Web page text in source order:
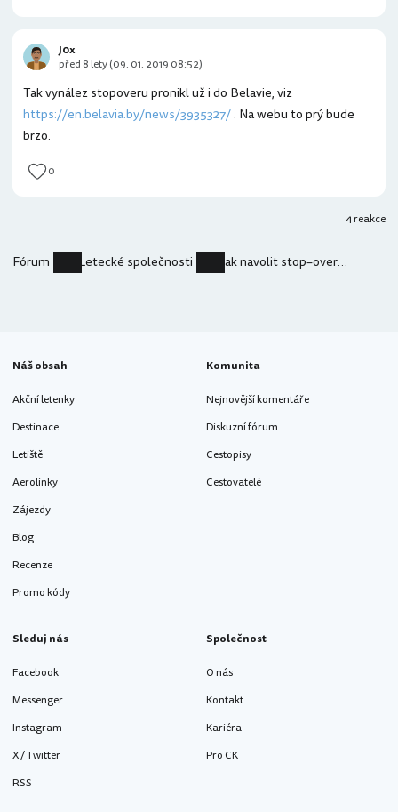
Tak vynález stopoveru pronikl už i do Belavie, viz
https://en.belavia.by/news/3935327/. Na webu to prý bude
brzo.
0
J0x
před 8 lety (09. 01. 2019 08:52)
4 reakce
Fórum Letecké společnosti Jak navolit stop–over u letenky
Náš obsah
Akční letenky
Destinace
Letiště
Aerolinky
Zájezdy
Blog
Recenze
Promo kódy
Komunita
Nejnovější komentáře
Diskuzní fórum
Cestopisy
Cestovatelé
Sleduj nás
Facebook
Messenger
Instagram
X / Twitter
RSS
Společnost
O nás
Kontakt
Kariéra
Pro CK